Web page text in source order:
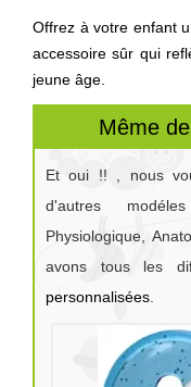
Offrez à votre enfant
accessoire sûr qui
jeune âge.
Même
Et oui !! , nous
d'autres
Physiologique,
avons tous les
personnalisées